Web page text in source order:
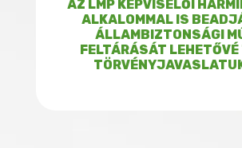
AZ LMP KÉPVISELŐI
ALKALOMMAL IS
ÁLLAMBIZTONSÁGI
FELTÁRÁSÁT LEHETŐVÉ